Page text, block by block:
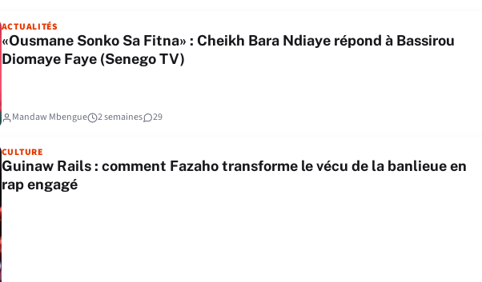
ACTUALITÉS
«Ousmane Sonko Sa Fitna» : Cheikh Bara Ndiaye répond à Bassirou
Diomaye Faye (Senego TV)
Mandaw Mbengue 2 semaines 29
CULTURE
Guinaw Rails : comment Fazaho transforme le vécu de la banlieue en
rap engagé